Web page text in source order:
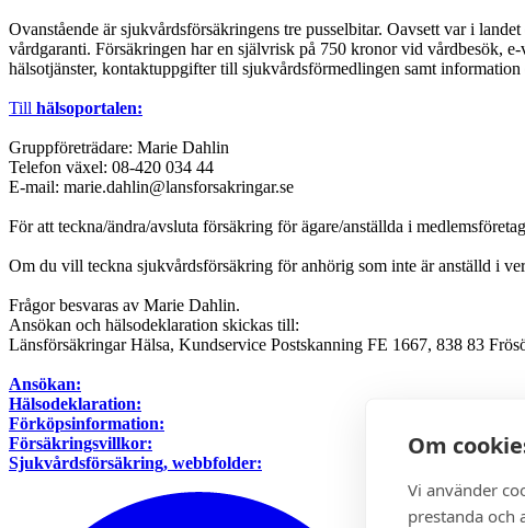
Om
Vi använder
prestanda och
Ovanstående är sjukvårdsförsäkringens tre pusselbitar. Oavsett var i
vårdgaranti. Försäkringen har en självrisk på 750 kronor vid vårdbesök,
hälsotjänster, kontaktuppgifter till sjukvårdsförmedlingen samt
Till hälsoportalen:
Gruppföreträdare: Marie Dahlin
Telefon växel: 08-420 034 44
E-mail: marie.dahlin@lansforsakringar.se
För att teckna/ändra/avsluta försäkring för ägare/anställda i
Om du vill teckna sjukvårdsförsäkring för anhörig som inte är anställd i
Frågor besvaras av Marie Dahlin.
Ansökan och hälsodeklaration skickas till:
Länsförsäkringar Hälsa, Kundservice Postskanning FE 1667, 838 83
Ansökan:
Hälsodeklaration:
Förköpsinformation:
Försäkringsvillkor:
Sjukvårdsförsäkring, webbfolder: